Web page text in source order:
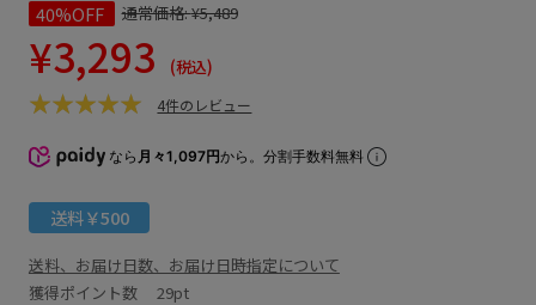
40%OFF 通常価格:¥5,489
¥3,293 (税込)
4件のレビュー
なら 月々1,097円から。分割手数料無料
送料￥500
送料、お届け日数、お届け日時指定について
獲得ポイント数 29pt